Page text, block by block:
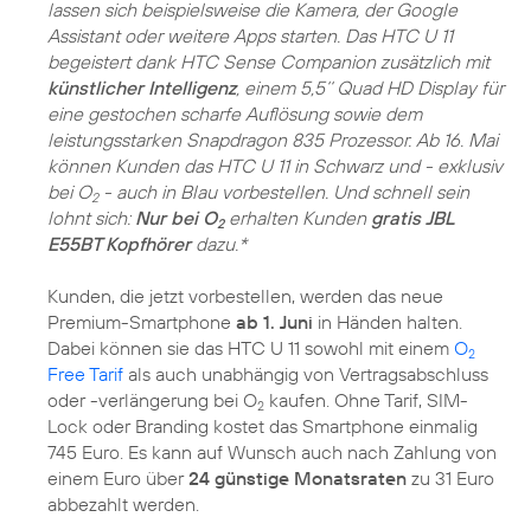
lassen sich beispielsweise die Kamera, der Google
Assistant oder weitere Apps starten. Das HTC U 11
begeistert dank HTC Sense Companion zusätzlich mit
künstlicher Intelligenz, einem 5,5‘‘ Quad HD Display für
eine gestochen scharfe Auflösung sowie dem
leistungsstarken Snapdragon 835 Prozessor. Ab 16. Mai
können Kunden das HTC U 11 in Schwarz und - exklusiv
bei O2- auch in Blau vorbestellen. Und schnell sein
lohnt sich: Nur bei O2 erhalten Kunden gratis JBL
E55BT Kopfhörerdazu.*
Kunden, die jetzt vorbestellen, werden das neue
Premium-Smartphone ab 1. Juni in Händen halten.
Dabei können sie das HTC U 11 sowohl mit einem O2
Free Tarif als auch unabhängig von Vertragsabschluss
oder -verlängerung bei O2 kaufen. Ohne Tarif, SIM-
Lock oder Branding kostet das Smartphone einmalig
745 Euro. Es kann auf Wunsch auch nach Zahlung von
einem Euro über24 günstige Monatsraten zu 31 Euro
abbezahlt werden.